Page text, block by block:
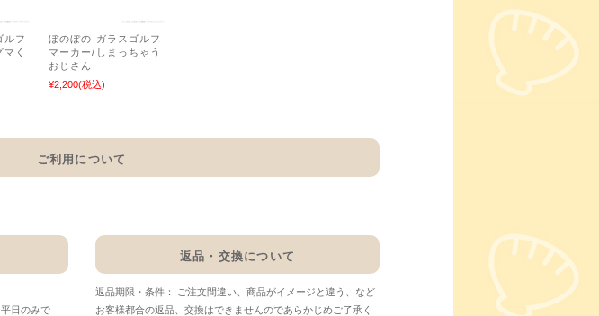
ルフ
く
ぼのぼの ガラスゴルフ
マーカー/しまっちゃう
おじさん
¥2,200(税込)
ご利用について
日のみで
返品・交換について
返品期限・条件： ご注文間違い、商品がイメージと違う、など
お客様都合の返品、交換はできませんのであらかじめご了承く